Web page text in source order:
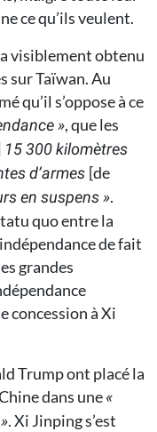
ce qu’ils veulent.
visiblement obtenu
sur Taïwan. Au
qu’il s’oppose à ce
», que les
15 300 kilomètres
d’armes [de
en suspens ».
quo entre la
de fait
grandes
concession à Xi
Trump ont placé la
dans une«
. Xi Jinping s’est